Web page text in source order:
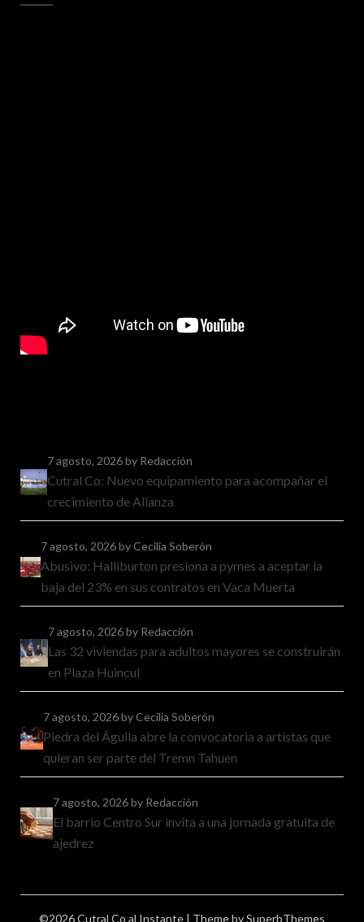
7 agosto, 2026by Redacción
Cutral Co: Nuevo equipamiento para acompañar el
crecimiento de Alianza
7 agosto, 2026by Cecilia Soberón
Abusivo: Halliburton presiona a pymes a aceptar la
baja del 23% en sus contratos en Vaca Muerta
7 agosto, 2026by Redacción
Las 32 viviendas para adultos mayores se construirán
en Plaza Huincul
7 agosto, 2026by Cecilia Soberón
Piedra del Águila abre la convocatoria a artistas que
quieran ser parte del Tremn Tahuen
7 agosto, 2026by Redacción
El barrio Centro Sur invita a una jornada gratuita de
ajedrez
©2026 Cutral Co al Instante | Theme bySuperbThemes